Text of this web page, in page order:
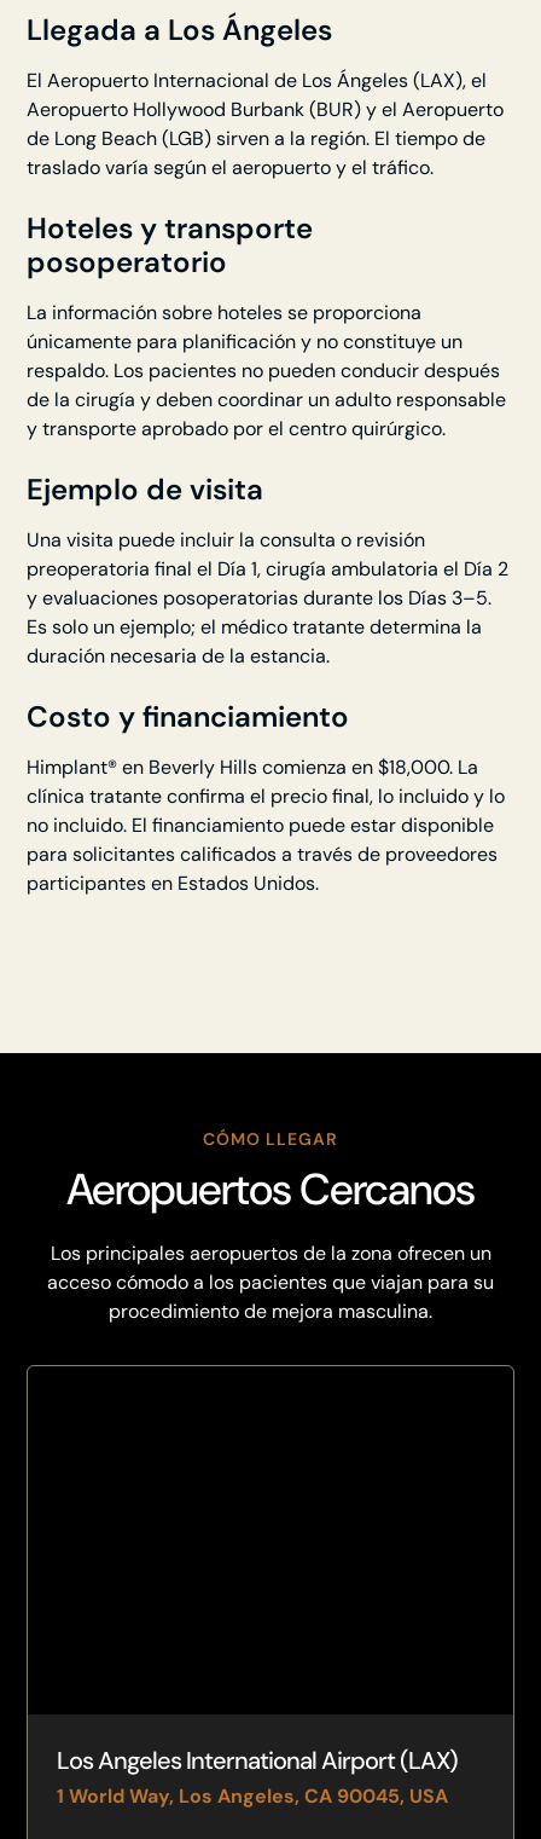
Llegada a Los Ángeles
El Aeropuerto Internacional de Los Ángeles (LAX), el
Aeropuerto Hollywood Burbank (BUR) y el Aeropuerto
de Long Beach (LGB) sirven a la región. El tiempo de
traslado varía según el aeropuerto y el tráfico.
Hoteles y transporte
posoperatorio
La información sobre hoteles se proporciona
únicamente para planificación y no constituye un
respaldo. Los pacientes no pueden conducir después
de la cirugía y deben coordinar un adulto responsable
y transporte aprobado por el centro quirúrgico.
Ejemplo de visita
Una visita puede incluir la consulta o revisión
preoperatoria final el Día 1, cirugía ambulatoria el Día 2
y evaluaciones posoperatorias durante los Días 3–5.
Es solo un ejemplo; el médico tratante determina la
duración necesaria de la estancia.
Costo y financiamiento
Himplant® en Beverly Hills comienza en $18,000. La
clínica tratante confirma el precio final, lo incluido y lo
no incluido. El financiamiento puede estar disponible
para solicitantes calificados a través de proveedores
participantes en Estados Unidos.
CÓMO LLEGAR
Aeropuertos Cercanos
Los principales aeropuertos de la zona ofrecen un
acceso cómodo a los pacientes que viajan para su
procedimiento de mejora masculina.
Los Angeles International Airport (LAX)
1 World Way, Los Angeles, CA 90045, USA